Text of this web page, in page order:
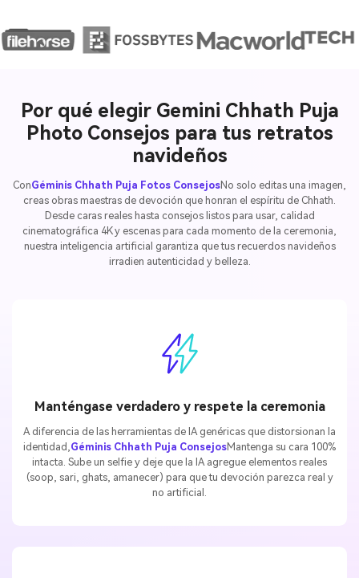
Por qué elegir Gemini Chhath Puja
Photo Consejos para tus retratos
navideños
ConGéminis Chhath Puja Fotos ConsejosNo solo editas una imagen,
creas obras maestras de devoción que honran el espíritu de Chhath.
Desde caras reales hasta consejos listos para usar, calidad
cinematográfica 4K y escenas para cada momento de la ceremonia,
nuestra inteligencia artificial garantiza que tus recuerdos navideños
irradien autenticidad y belleza.
Manténgase verdadero y respete la ceremonia
A diferencia de las herramientas de IA genéricas que distorsionan la
identidad,Géminis Chhath Puja ConsejosMantenga su cara 100%
intacta. Sube un selfie y deje que la IA agregue elementos reales
(soop, sari, ghats, amanecer) para que tu devoción parezca real y
no artificial.